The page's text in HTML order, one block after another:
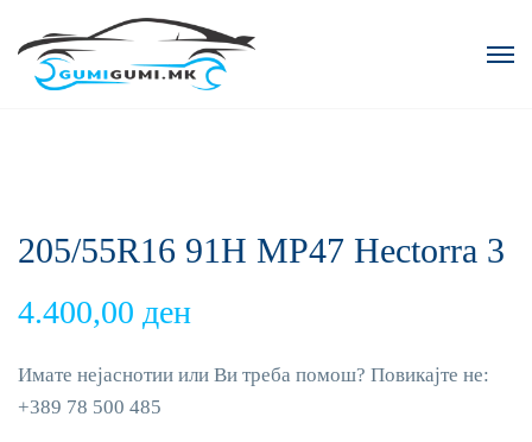
205/55R16 91H MP47 Hectorra 3
4.400,00 ден
Имате нејаснотии или Ви треба помош? Повикајте не:
+389 78 500 485